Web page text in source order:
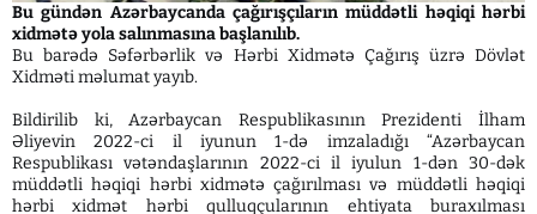
Bu gündən Azərbaycanda çağırışçıların müddətli həqiqi hərbi
xidmətə yola salınmasına başlanılıb.
Bu barədə Səfərbərlik və Hərbi Xidmətə Çağırış üzrə Dövlət
Xidməti məlumat yayıb.
Bildirilib ki, Azərbaycan Respublikasının Prezidenti İlham
Əliyevin 2022-ci il iyunun 1-də imzaladığı “Azərbaycan
Respublikası vətəndaşlarının 2022-ci il iyulun 1-dən 30-dək
müddətli həqiqi hərbi xidmətə çağırılması və müddətli həqiqi
hərbi xidmət hərbi qulluqçularının ehtiyata buraxılması